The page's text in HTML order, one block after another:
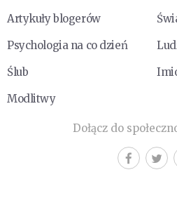
Artykuły blogerów
Psychologia na co dzień
Ślub
Modlitwy
Dołącz do